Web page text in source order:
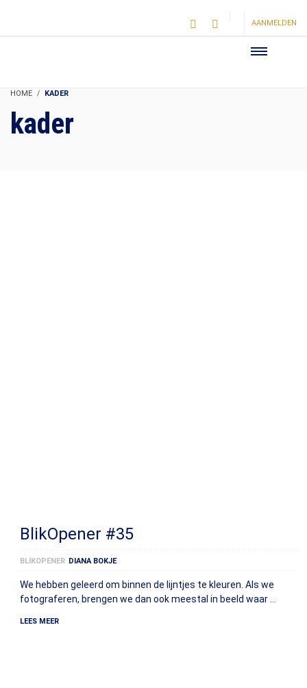
AANMELDEN
HOME KADER
kader
BlikOpener #35
BLIKOPENER DIANA BOKJE
We hebben geleerd om binnen de lijntjes te kleuren. Als we
fotograferen, brengen we dan ook meestal in beeld waar …
LEES MEER